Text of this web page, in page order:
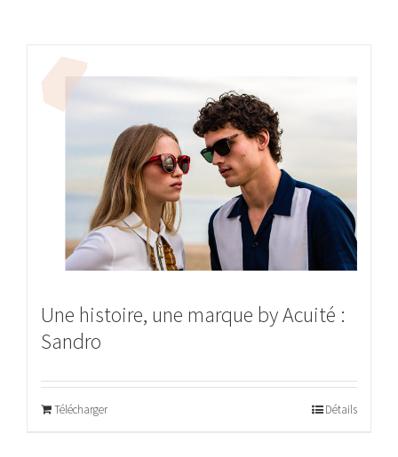
Une histoire, une marque by Acuité :
Sandro
Télécharger Détails